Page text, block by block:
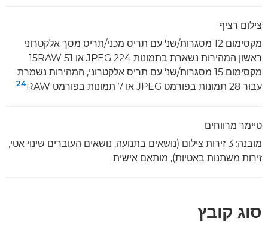
צילום רציף
מקסימום 12 מסגרות/שנ' עם תריס מכני/תריס מסך אלקטרוני
ראשון המהירות נשארת בתמונות 224 JPEG או 51 RAW‏15
מקסימום 15 מסגרות/שנ' עם תריס אלקטרוני, המהירות נשמרת
עבור 28 תמונות בפורמט JPEG או 7 תמונות בפורמט RAW‏
24
טיימר מרווחים
מובנה: 3 זירות צילום (נושאים בתנועה, נושאים העוברים שינוי אטי,
זירות משתנות באטיות), מותאם אישית
סוג קובץ